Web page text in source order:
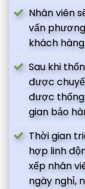
Nhân viên
vấn
khách
Sau khi
được
được
gian bảo
Thời gian
hợp linh
xếp nhân
ngày nghỉ,